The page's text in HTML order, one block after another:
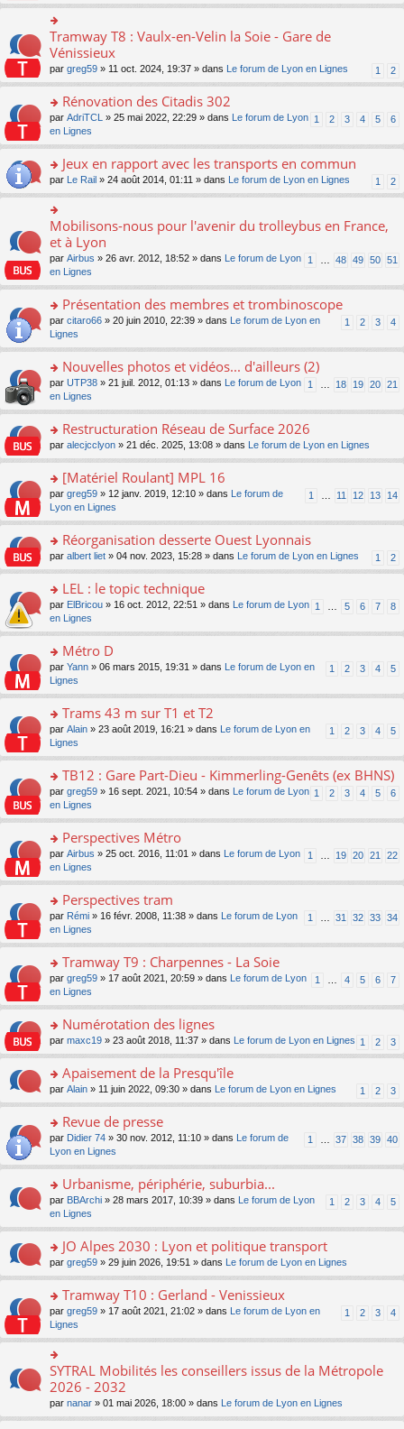
s
ult
er
le
m
e
s
s
g
o
n
lu
le
pl
u
s
ré
c
e
nt
o
n
ult
er
le
m
e
s
a
g
e
n
o
n
le
u
s
ré
c
e
Tramway T8 : Vaulx-en-Velin la Soie - Gare de
Vénissieux
1 2
par greg59 » 11 oct. 2024, 19:37 » dans Le forum de Lyon en Lignes
o
n
s
er
le
m
e
s
s
g
o
n
lu
le
u
s
ré
c
e
nt
Rénovation des Citadis 302
1 2 3 4 5 6
par AdriTCL » 25 mai 2022, 22:29 » dans
Le forum de Lyon
en Lignes
o
n
s
ult
er
le
m
e
s
s
g
o
n
lu
le
u
s
ré
c
e
nt
Jeux en rapport avec les transports en commun
1 2
par Le Rail » 24 août 2014, 01:11 » dans Le forum de Lyon en Lignes
o
n
ult
le
m
e
s
s
g
e
n
o
n
lu
u
s
ré
c
e
Mobilisons-nous pour l'avenir du trolleybus en France,
et à Lyon
1 48 49 50 51
par Airbus » 26 avr. 2012, 18:52 » dans
Le forum de Lyon
en Lignes
o
s
er
le
m
e
s
s
e
n
o
n
lu
pl
s
ré
c
e
Présentation des membres et trombinoscope
1 2 3 4
par citaro66 » 20 juin 2010, 22:39 » dans
Le forum de Lyon en
Lignes
o
n
s
er
le
m
e
s
s
e
n
o
n
le
s
ré
e
Nouvelles photos et vidéos... d'ailleurs (2)
1 18 19 20 21
par UTP38 » 21 juil. 2012, 01:13 » dans
Le forum de Lyon
en Lignes
o
n
ult
er
le
m
e
s
g
e
n
o
n
le
s
ré
e
Restructuration Réseau de Surface 2026
par alecjcclyon » 21 déc. 2025, 13:08 » dans Le forum de Lyon en Lignes
o
s
er
le
m
e
s
s
e
n
o
n
lu
pl
ré
c
e
nt
[Matériel Roulant] MPL 16
1 11 12 13 14
par greg59 » 12 janv. 2019, 12:10 » dans
Le forum de
Lyon en Lignes
o
n
ult
er
le
m
e
s
s
e
n
o
n
lu
pl
ré
c
e
nt
Réorganisation desserte Ouest Lyonnais
1 2
par albert liet » 04 nov. 2023, 15:28 » dans Le forum de Lyon en Lignes
o
n
s
er
le
m
e
s
s
a
n
o
n
lu
le
u
c
e
nt
LEL : le topic technique
1 5 6 7 8
par ElBricou » 16 oct. 2012, 22:51 » dans
Le forum de Lyon
en Lignes
o
s
er
le
m
e
s
s
a
n
o
n
lu
le
u
c
e
nt
Métro D
1 2 3 4 5
par Yann » 06 mars 2015, 19:31 » dans
Le forum de Lyon en
Lignes
o
s
er
le
m
e
s
s
a
n
o
n
lu
le
u
c
e
nt
Trams 43 m sur T1 et T2
1 2 3 4 5
par Alain » 23 août 2019, 16:21 » dans
Le forum de Lyon en
Lignes
o
n
s
er
le
m
e
s
s
a
n
o
n
lu
le
u
ré
c
e
TB12 : Gare Part-Dieu - Kimmerling-Genêts (ex BHNS)
1 2 3 4 5 6
par greg59 » 16 sept. 2021, 10:54 » dans
Le forum de Lyon
en Lignes
o
n
s
er
le
m
e
s
s
a
n
o
n
lu
pl
s
ré
e
Perspectives Métro
1 19 20 21 22
par Airbus » 25 oct. 2016, 11:01 » dans
Le forum de Lyon
en Lignes
o
n
s
er
le
m
e
s
s
e
n
o
n
le
pl
s
ré
c
e
Perspectives tram
1 31 32 33 34
par Rémi » 16 févr. 2008, 11:38 » dans
Le forum de Lyon
en Lignes
o
n
s
er
le
m
e
s
g
e
n
o
n
le
s
ré
c
nt
Tramway T9 : Charpennes - La Soie
1 4 5 6 7
par greg59 » 17 août 2021, 20:59 » dans
Le forum de Lyon
en Lignes
o
n
ult
er
le
m
e
s
g
e
n
o
n
le
u
s
ré
c
e
nt
Numérotation des lignes
1 2 3
par maxc19 » 23 août 2018, 11:37 » dans Le forum de Lyon en Lignes
o
n
ult
er
le
m
e
s
s
e
n
o
n
le
s
ré
c
e
Apaisement de la Presqu'île
1 2 3
par Alain » 11 juin 2022, 09:30 » dans Le forum de Lyon en Lignes
o
s
er
le
m
e
s
s
e
n
o
n
lu
le
pl
u
s
ré
Revue de presse
1 37 38 39 40
par Didier 74 » 30 nov. 2012, 11:10 » dans
Le forum de
Lyon en Lignes
o
n
s
er
le
m
e
s
s
g
n
o
n
lu
Urbanisme, périphérie, suburbia...
1 2 3 4 5
par BBArchi » 28 mars 2017, 10:39 » dans
Le forum de Lyon
en Lignes
o
n
ult
er
le
m
e
s
s
g
JO Alpes 2030 : Lyon et politique transport
par greg59 » 29 juin 2026, 19:51 » dans Le forum de Lyon en Lignes
o
s
ult
er
le
m
e
s
Tramway T10 : Gerland - Venissieux
1 2 3 4
par greg59 » 17 août 2021, 21:02 » dans
Le forum de Lyon en
Lignes
o
n
ult
er
SYTRAL Mobilités les conseillers issus de la Métropole
2026 - 2032
par nanar » 01 mai 2026, 18:00 » dans Le forum de Lyon en Lignes